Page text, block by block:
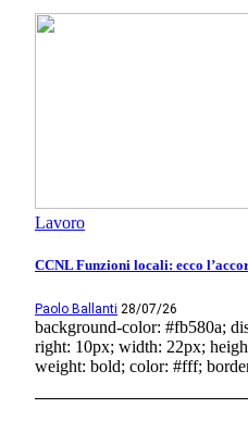
Lavoro
CCNL Funzioni locali: ecco
Paolo Ballanti 28/07/26
background-color: #fb580a;
right: 10px; width: 22px;
weight: bold; color: #fff;